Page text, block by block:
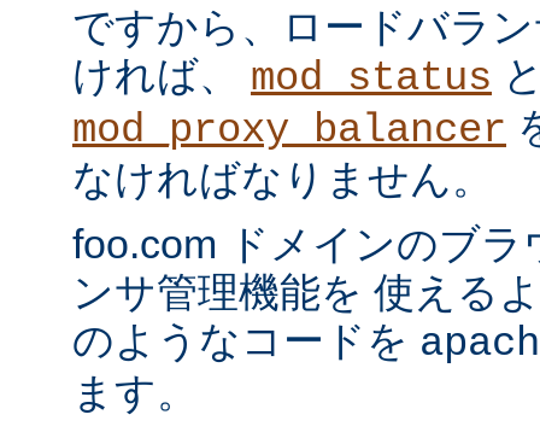
ですから、ロードバラ
ければ、 mod_status
mod_proxy_balancer
なければなりません。
foo.com ドメインのブ
ンサ管理機能を 使える
のようなコードを
ます。